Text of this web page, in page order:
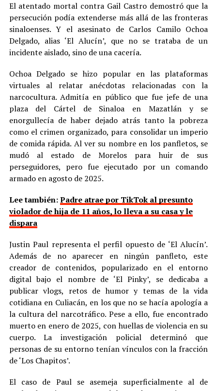
El atentado mortal contra Gail Castro demostró que la
persecución podía extenderse más allá de las fronteras
sinaloenses. Y el asesinato de Carlos Camilo Ochoa
Delgado, alias ‘El Alucín’, que no se trataba de un
incidente aislado, sino de una cacería.
Ochoa Delgado se hizo popular en las plataformas
virtuales al relatar anécdotas relacionadas con la
narcocultura. Admitía en público que fue jefe de una
plaza del Cártel de Sinaloa en Mazatlán y se
enorgullecía de haber dejado atrás tanto la pobreza
como el crimen organizado, para consolidar un imperio
de comida rápida. Al ver su nombre en los panfletos, se
mudó al estado de Morelos para huir de sus
perseguidores, pero fue ejecutado por un comando
armado en agosto de 2025.
Lee también:Padre atrae por TikTok al presunto
violador de hija de 11 años, lo lleva a su casa y le
dispara
Justin Paul representa el perfil opuesto de ‘El Alucín’.
Además de no aparecer en ningún panfleto, este
creador de contenidos, popularizado en el entorno
digital bajo el nombre de ‘El Pinky’, se dedicaba a
publicar vlogs, retos de humor y temas de la vida
cotidiana en Culiacán, en los que no se hacía apología a
la cultura del narcotráfico. Pese a ello, fue encontrado
muerto en enero de 2025, con huellas de violencia en su
cuerpo. La investigación policial determinó que
personas de su entorno tenían vínculos con la fracción
de ‘Los Chapitos’.
El caso de Paul se asemeja superficialmente al de